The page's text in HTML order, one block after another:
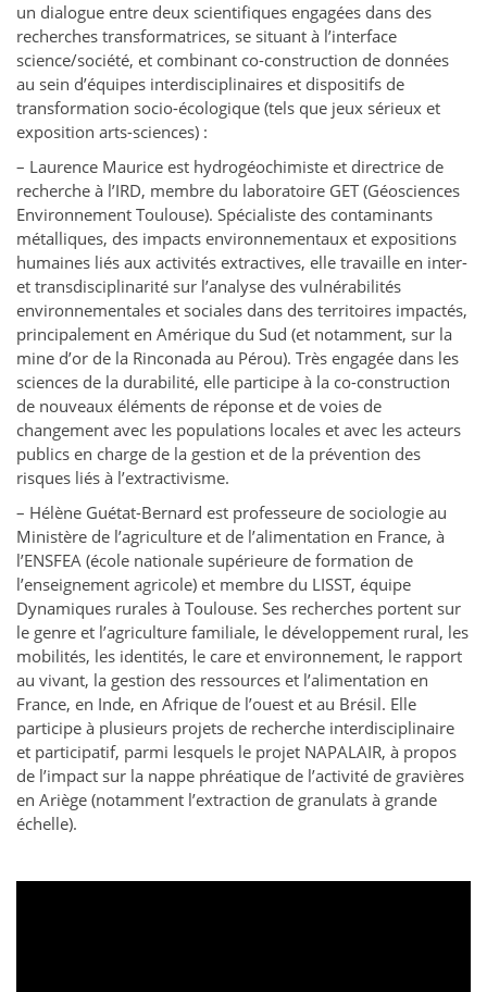
un dialogue entre deux scientifiques engagées dans des
recherches transformatrices, se situant à l’interface
science/société, et combinant co-construction de données
au sein d’équipes interdisciplinaires et dispositifs de
transformation socio-écologique (tels que jeux sérieux et
exposition arts-sciences) :
– Laurence Maurice est hydrogéochimiste et directrice de
recherche à l’IRD, membre du laboratoire GET (Géosciences
Environnement Toulouse). Spécialiste des contaminants
métalliques, des impacts environnementaux et expositions
humaines liés aux activités extractives, elle travaille en inter-
et transdisciplinarité sur l’analyse des vulnérabilités
environnementales et sociales dans des territoires impactés,
principalement en Amérique du Sud (et notamment, sur la
mine d’or de la Rinconada au Pérou). Très engagée dans les
sciences de la durabilité, elle participe à la co-construction
de nouveaux éléments de réponse et de voies de
changement avec les populations locales et avec les acteurs
publics en charge de la gestion et de la prévention des
risques liés à l’extractivisme.
– Hélène Guétat-Bernard est professeure de sociologie au
Ministère de l’agriculture et de l’alimentation en France, à
l’ENSFEA (école nationale supérieure de formation de
l’enseignement agricole) et membre du LISST, équipe
Dynamiques rurales à Toulouse. Ses recherches portent sur
le genre et l’agriculture familiale, le développement rural, les
mobilités, les identités, le care et environnement, le rapport
au vivant, la gestion des ressources et l’alimentation en
France, en Inde, en Afrique de l’ouest et au Brésil. Elle
participe à plusieurs projets de recherche interdisciplinaire
et participatif, parmi lesquels le projet NAPALAIR, à propos
de l’impact sur la nappe phréatique de l’activité de gravières
en Ariège (notamment l’extraction de granulats à grande
échelle).